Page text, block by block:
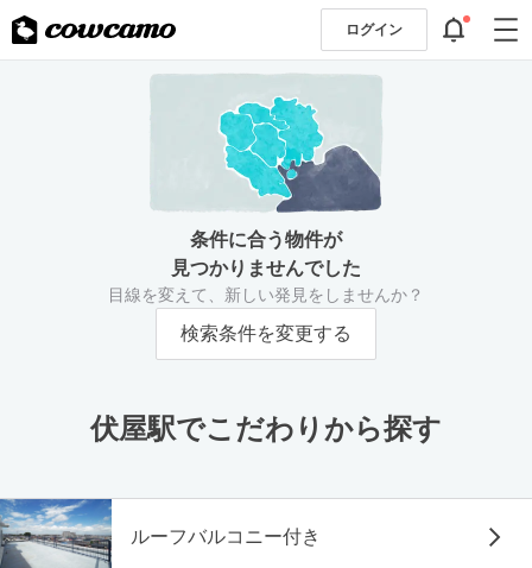
ログイン
条件に合う物件が
見つかりませんでした
目線を変えて、新しい発見をしませんか？
検索条件を変更する
伏屋駅でこだわりから探す
ルーフバルコニー付き